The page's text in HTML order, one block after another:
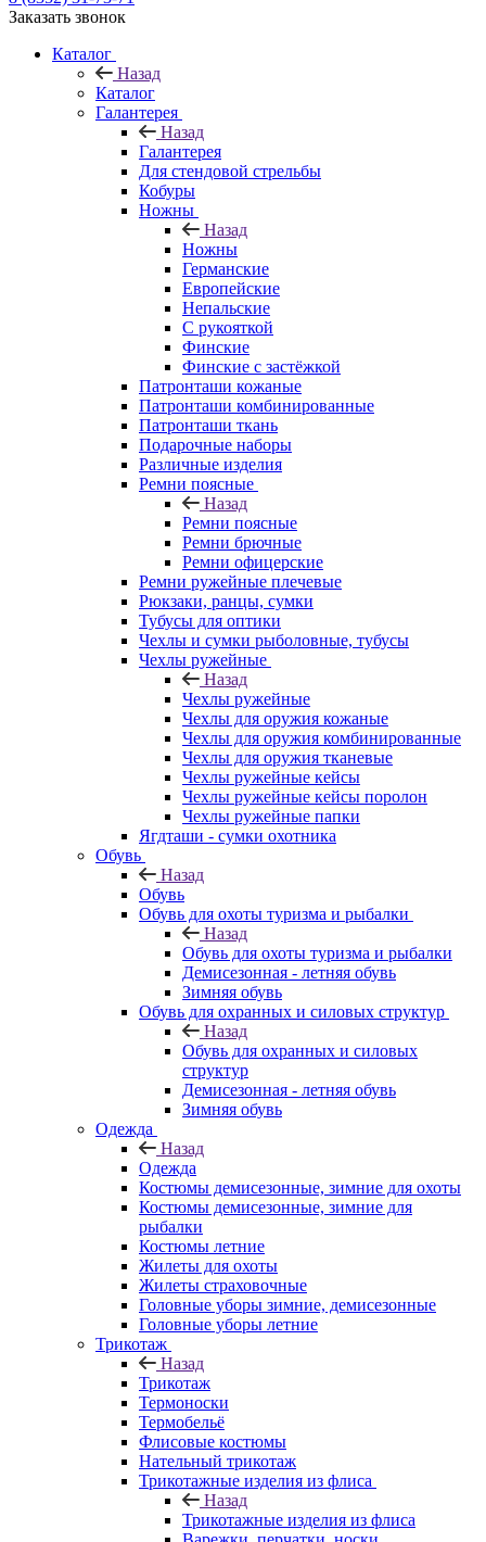
Заказать звонок
Каталог
Назад
Каталог
Галантерея
Назад
Галантерея
Для стендовой стрельбы
Кобуры
Ножны
Назад
Ножны
Германские
Европейские
Непальские
С рукояткой
Финские
Финские с застёжкой
Патронташи кожаные
Патронташи комбинированные
Патронташи ткань
Подарочные наборы
Различные изделия
Ремни поясные
Назад
Ремни поясные
Ремни брючные
Ремни офицерские
Ремни ружейные плечевые
Рюкзаки, ранцы, сумки
Тубусы для оптики
Чехлы и сумки рыболовные, тубусы
Чехлы ружейные
Назад
Чехлы ружейные
Чехлы для оружия кожаные
Чехлы для оружия комбинированные
Чехлы для оружия тканевые
Чехлы ружейные кейсы
Чехлы ружейные кейсы поролон
Чехлы ружейные папки
Ягдташи - сумки охотника
Обувь
Назад
Обувь
Обувь для охоты туризма и рыбалки
Назад
Обувь для охоты туризма и рыбалки
Демисезонная - летняя обувь
Зимняя обувь
Обувь для охранных и силовых структур
Назад
Обувь для охранных и силовых
структур
Демисезонная - летняя обувь
Зимняя обувь
Одежда
Назад
Одежда
Костюмы демисезонные, зимние для охоты
Костюмы демисезонные, зимние для
рыбалки
Костюмы летние
Жилеты для охоты
Жилеты страховочные
Головные уборы зимние, демисезонные
Головные уборы летние
Трикотаж
Назад
Трикотаж
Термоноски
Термобельё
Флисовые костюмы
Нательный трикотаж
Трикотажные изделия из флиса
Назад
Трикотажные изделия из флиса